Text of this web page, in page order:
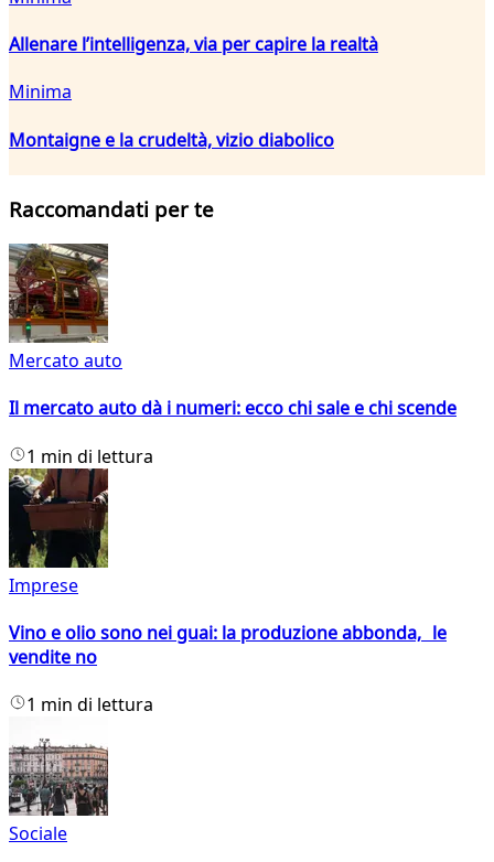
Allenare l’intelligenza, via per capire la realtà
Minima
Montaigne e la crudeltà, vizio diabolico
Raccomandati per te
Mercato auto
Il mercato auto dà i numeri: ecco chi sale e chi scende
1 min di lettura
Imprese
Vino e olio sono nei guai: la produzione abbonda, le
vendite no
1 min di lettura
Sociale